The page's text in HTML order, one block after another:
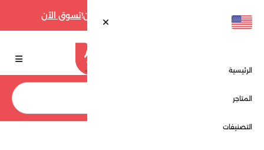
تسوق الآن
الرئيسية
المتاجر
التصنيفات